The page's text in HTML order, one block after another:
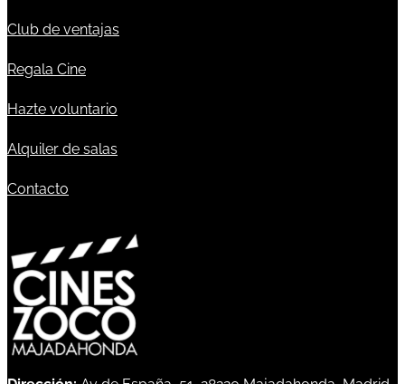
Club de ventajas
Regala Cine
Hazte voluntario
Alquiler de salas
Contacto